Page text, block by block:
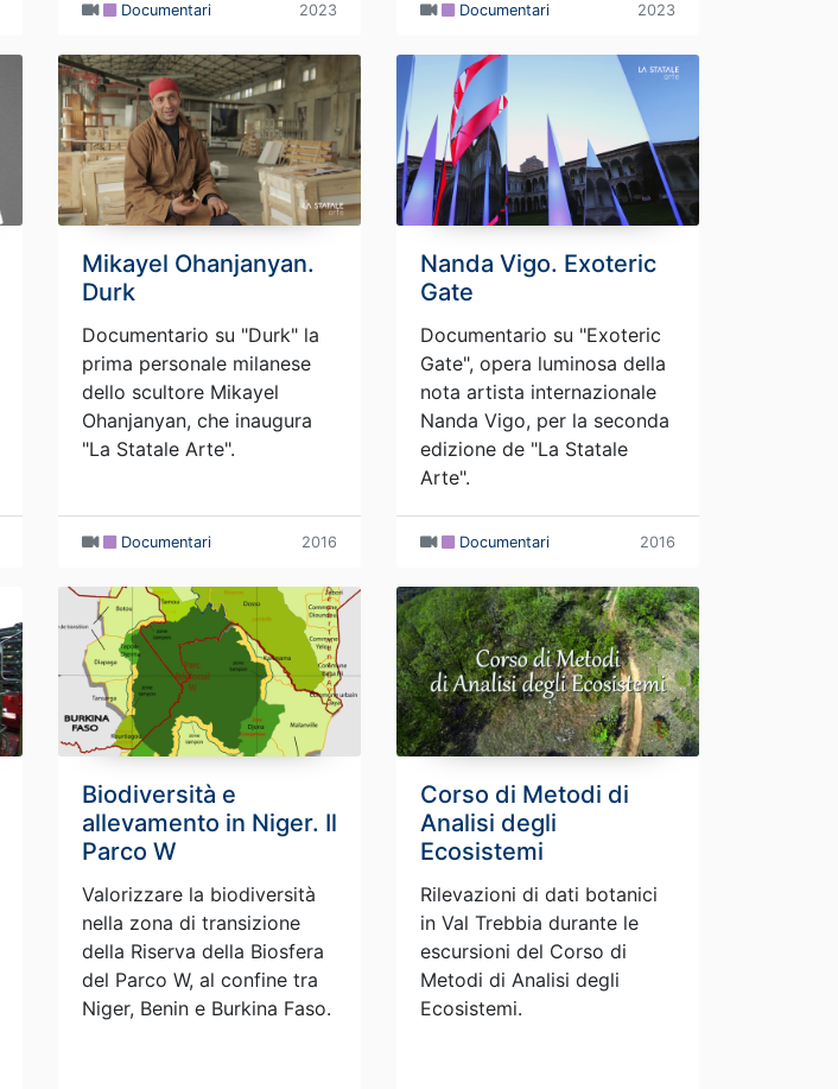
Documentari 2023 Documentari 2023
Mikayel Ohanjanyan.
Durk
Documentario su "Durk" la
prima personale milanese
dello scultore Mikayel
Ohanjanyan, che inaugura
"La Statale Arte".
Documentari 2016
Nanda Vigo. Exoteric
Gate
Documentario su "Exoteric
Gate", opera luminosa della
nota artista internazionale
Nanda Vigo, per la seconda
edizione de "La Statale
Arte".
Documentari 2016
Biodiversità e
allevamento in Niger. Il
Parco W
Valorizzare la biodiversità
nella zona di transizione
della Riserva della Biosfera
del Parco W, al confine tra
Niger, Benin e Burkina Faso.
Corso di Metodi di
Analisi degli
Ecosistemi
Rilevazioni di dati botanici
in Val Trebbia durante le
escursioni del Corso di
Metodi di Analisi degli
Ecosistemi.